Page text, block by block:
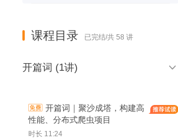
课程目录 已完结/共 58 讲
开篇词 (1讲) 
开篇词｜聚沙成塔，构建高
性能、分布式爬虫项目
时长 11:24